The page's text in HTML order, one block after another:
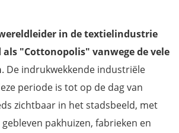
in de textielindustrie
"Cottonopolis" vanwege de vele
. De indrukwekkende industriële
periode is tot op de dag van
zichtbaar in het stadsbeeld, met
pakhuizen, fabrieken en